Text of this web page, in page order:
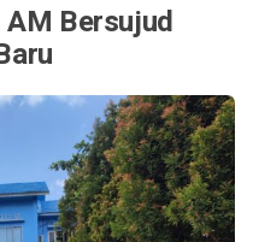
AM Bersujud